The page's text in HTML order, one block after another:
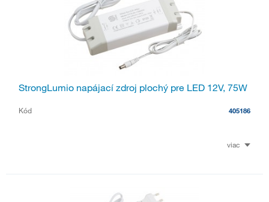
StrongLumio napájací zdroj plochý pre LED 12V, 75W
Kód 405186
viac